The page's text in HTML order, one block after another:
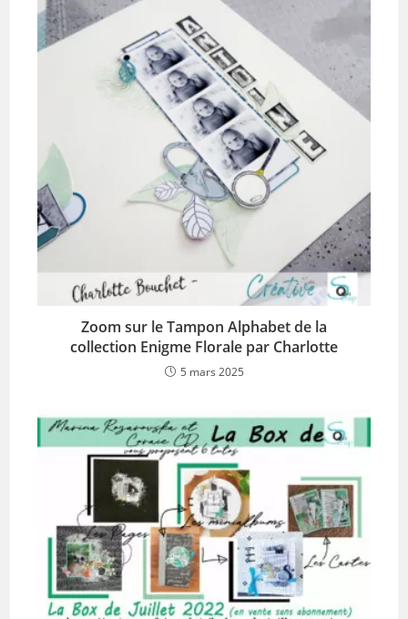
Zoom sur le Tampon Alphabet de la
collection Enigme Florale par Charlotte
5 mars 2025